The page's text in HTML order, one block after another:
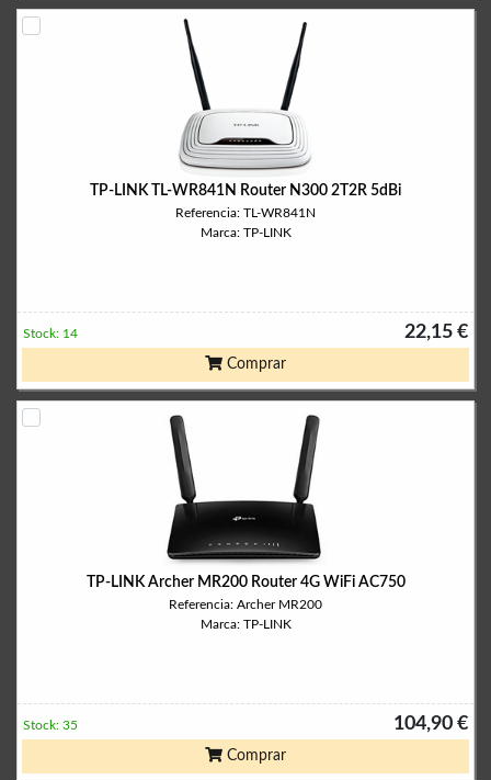
TP-LINK TL-WR841N Router N300 2T2R 5dBi
Referencia: TL-WR841N
Marca: TP-LINK
22,15 €
Stock: 14
Comprar
TP-LINK Archer MR200 Router 4G WiFi AC750
Referencia: Archer MR200
Marca: TP-LINK
104,90 €
Stock: 35
Comprar